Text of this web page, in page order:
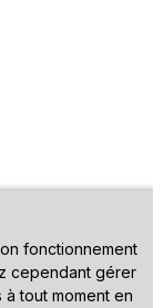
fonctionnement
cependant gérer
tout moment en